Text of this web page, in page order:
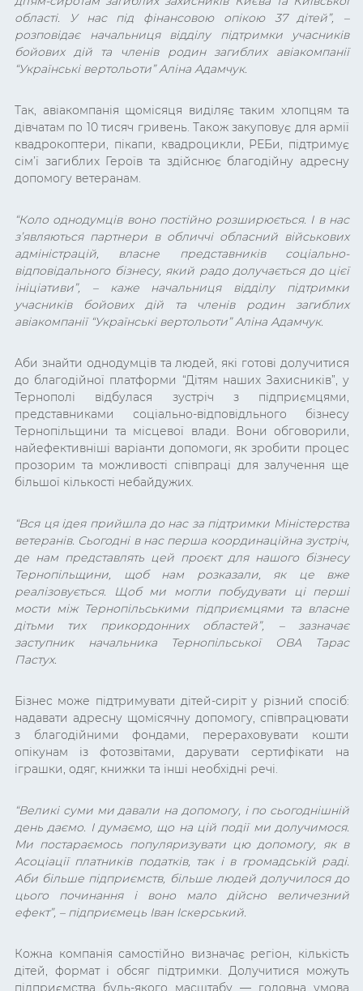
області. У нас під фінансовою опікою 37 дітей”, –
розповідає начальниця відділу підтримки учасників
бойових дій та членів родин загиблих авіакомпанії
“Українські вертольоти” Аліна Адамчук.
Так, авіакомпанія щомісяця виділяє таким хлопцям та
дівчатам по 10 тисяч гривень. Також закуповує для армії
квадрокоптери, пікапи, квадроцикли, РЕБи, підтримує
сім’ї загиблих Героїв та здійснює благодійну адресну
допомогу ветеранам.
“Коло однодумців воно постійно розширюється. І в нас
з’являються партнери в обличчі обласний військових
адміністрацій, власне представників соціально-
відповідального бізнесу, який радо долучається до цієї
ініціативи”, – каже начальниця відділу підтримки
учасників бойових дій та членів родин загиблих
авіакомпанії “Українські вертольоти” Аліна Адамчук.
Аби знайти однодумців та людей, які готові долучитися
до благодійної платформи “Дітям наших Захисників”, у
Тернополі відбулася зустріч з підприємцями,
представниками соціально-відповідльного бізнесу
Тернопільщини та місцевої влади. Вони обговорили,
найефективніші варіанти допомоги, як зробити процес
прозорим та можливості співпраці для залучення ще
більшої кількості небайдужих.
“Вся ця ідея прийшла до нас за підтримки Міністерства
ветеранів. Сьогодні в нас перша координаційна зустріч,
де нам представлять цей проєкт для нашого бізнесу
Тернопільщини, щоб нам розказали, як це вже
реалізовується. Щоб ми могли побудувати ці перші
мости між Тернопільськими підприємцями та власне
дітьми тих прикордонних областей”, – зазначає
заступник начальника Тернопільської ОВА Тарас
Пастух.
Бізнес може підтримувати дітей-сиріт у різний спосіб:
надавати адресну щомісячну допомогу, співпрацювати
з благодійними фондами, перераховувати кошти
опікунам із фотозвітами, дарувати сертифікати на
іграшки, одяг, книжки та інші необхідні речі.
“Великі суми ми давали на допомогу, і по сьогоднішній
день даємо. І думаємо, що на цій події ми долучимося.
Ми постараємось популяризувати цю допомогу, як в
Асоціації платників податків, так і в громадській раді.
Аби більше підприємств, більше людей долучилося до
цього починання і воно мало дійсно величезний
ефект”, – підприємець Іван Іскерський.
Кожна компанія самостійно визначає регіон, кількість
дітей, формат і обсяг підтримки. Долучитися можуть
підприємства будь-якого масштабу — головна умова